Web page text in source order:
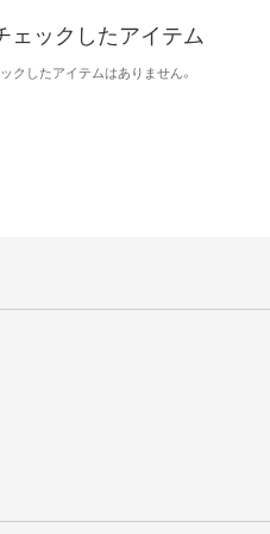
ェックしたアイテム
クしたアイテムはありません。